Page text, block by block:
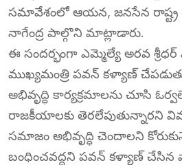
సమావేశంలో ఆయన, జనసేన రాష్ట్ర
నాగేంద్ర పాల్గొని మాట్లాడారు.
ఈ సందర్భంగా ఎమ్మెల్యే అరవ
ముఖ్యమంత్రి పవన్ కళ్యాణ్
అభివృద్ధి కార్యక్రమాలను చూసి
రాజకీయాలకు తెరలేపుతున్నారని
సమాజం అభివృద్ధి చెందాలని
బంధించవద్దని పవన్ కళ్యాణ్ చేసిన